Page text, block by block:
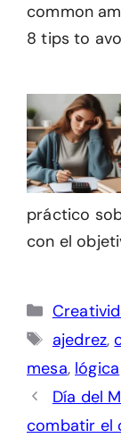
common
8 tips to
práctico
con el
ajedrez,
mesa, lógica
Día del
combatir el